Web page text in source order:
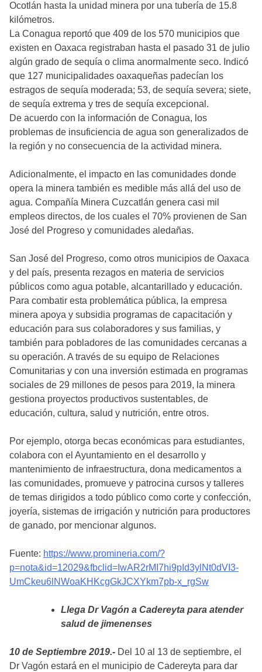
Ocotlán hasta la unidad minera por una tubería de 15.8
kilómetros.
La Conagua reportó que 409 de los 570 municipios que
existen en Oaxaca registraban hasta el pasado 31 de julio
algún grado de sequía o clima anormalmente seco. Indicó
que 127 municipalidades oaxaqueñas padecían los
estragos de sequía moderada; 53, de sequía severa; siete,
de sequía extrema y tres de sequía excepcional.
De acuerdo con la información de Conagua, los
problemas de insuficiencia de agua son generalizados de
la región y no consecuencia de la actividad minera.
Adicionalmente, el impacto en las comunidades donde
opera la minera también es medible más allá del uso de
agua. Compañía Minera Cuzcatlán genera casi mil
empleos directos, de los cuales el 70% provienen de San
José del Progreso y comunidades aledañas.
San José del Progreso, como otros municipios de Oaxaca
y del país, presenta rezagos en materia de servicios
públicos como agua potable, alcantarillado y educación.
Para combatir esta problemática pública, la empresa
minera apoya y subsidia programas de capacitación y
educación para sus colaboradores y sus familias, y
también para pobladores de las comunidades cercanas a
su operación. A través de su equipo de Relaciones
Comunitarias y con una inversión estimada en programas
sociales de 29 millones de pesos para 2019, la minera
gestiona proyectos productivos sustentables, de
educación, cultura, salud y nutrición, entre otros.
Por ejemplo, otorga becas económicas para estudiantes,
colabora con el Ayuntamiento en el desarrollo y
mantenimiento de infraestructura, dona medicamentos a
las comunidades, promueve y patrocina cursos y talleres
de temas dirigidos a todo público como corte y confección,
joyería, sistemas de irrigación y nutrición para productores
de ganado, por mencionar algunos.
Fuente: https://www.promineria.com/?
p=nota&id=12029&fbclid=IwAR2rMI7hi9pId3ylNt0dVI3-
UmCkeu6lNWoaKHKcgGkJCXYkm7pb-x_rgSw
Llega Dr Vagón a Cadereyta para atender
salud de jimenenses
10 de Septiembre 2019.- Del 10 al 13 de septiembre, el
Dr Vagón estará en el municipio de Cadereyta para dar